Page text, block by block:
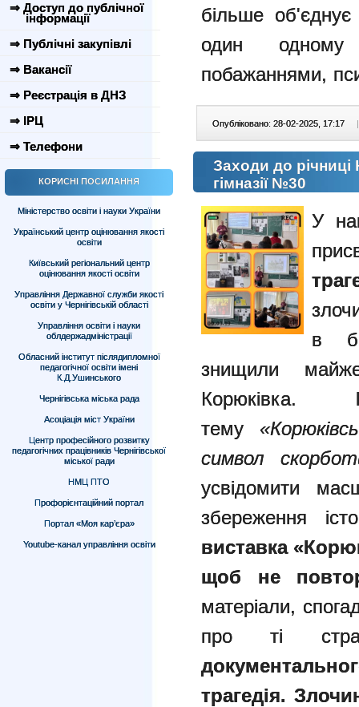
⇒ Доступ до публічної
інформації
⇒ Публічні закупівлі
⇒ Вакансії
⇒ Реєстрація в ДНЗ
⇒ ІРЦ
⇒ Телефони
КОРИСНІ ПОСИЛАННЯ
Міністерство освіти і науки України
Український центр оцінювання якості
освіти
Київський регіональний центр
оцінювання якості освіти
Управління Державної служби якості
освіти у Чернігівській області
Управління освіти і науки
облдержадміністрації
Обласний інститут післядипломної
педагогічної освіти імені
К.Д.Ушинського
Чернігівська міська рада
Асоціація міст України
Центр професійного розвитку
педагогічних працівників Чернігівської
міської ради
НМЦ ПТО
Профорієнтаційний портал
Портал «Моя кар’єра»
Youtube-канал управління освіти
більше
один
побажаннями,
Опубліковано: 28-02-2025, 17:17 |
Заходи до річниці
гімназії №30
У
в
знищили
Корюківка.
тему
символ
усвідомити
збереження
виставка
щоб не
матеріали,
про ті
трагедія.